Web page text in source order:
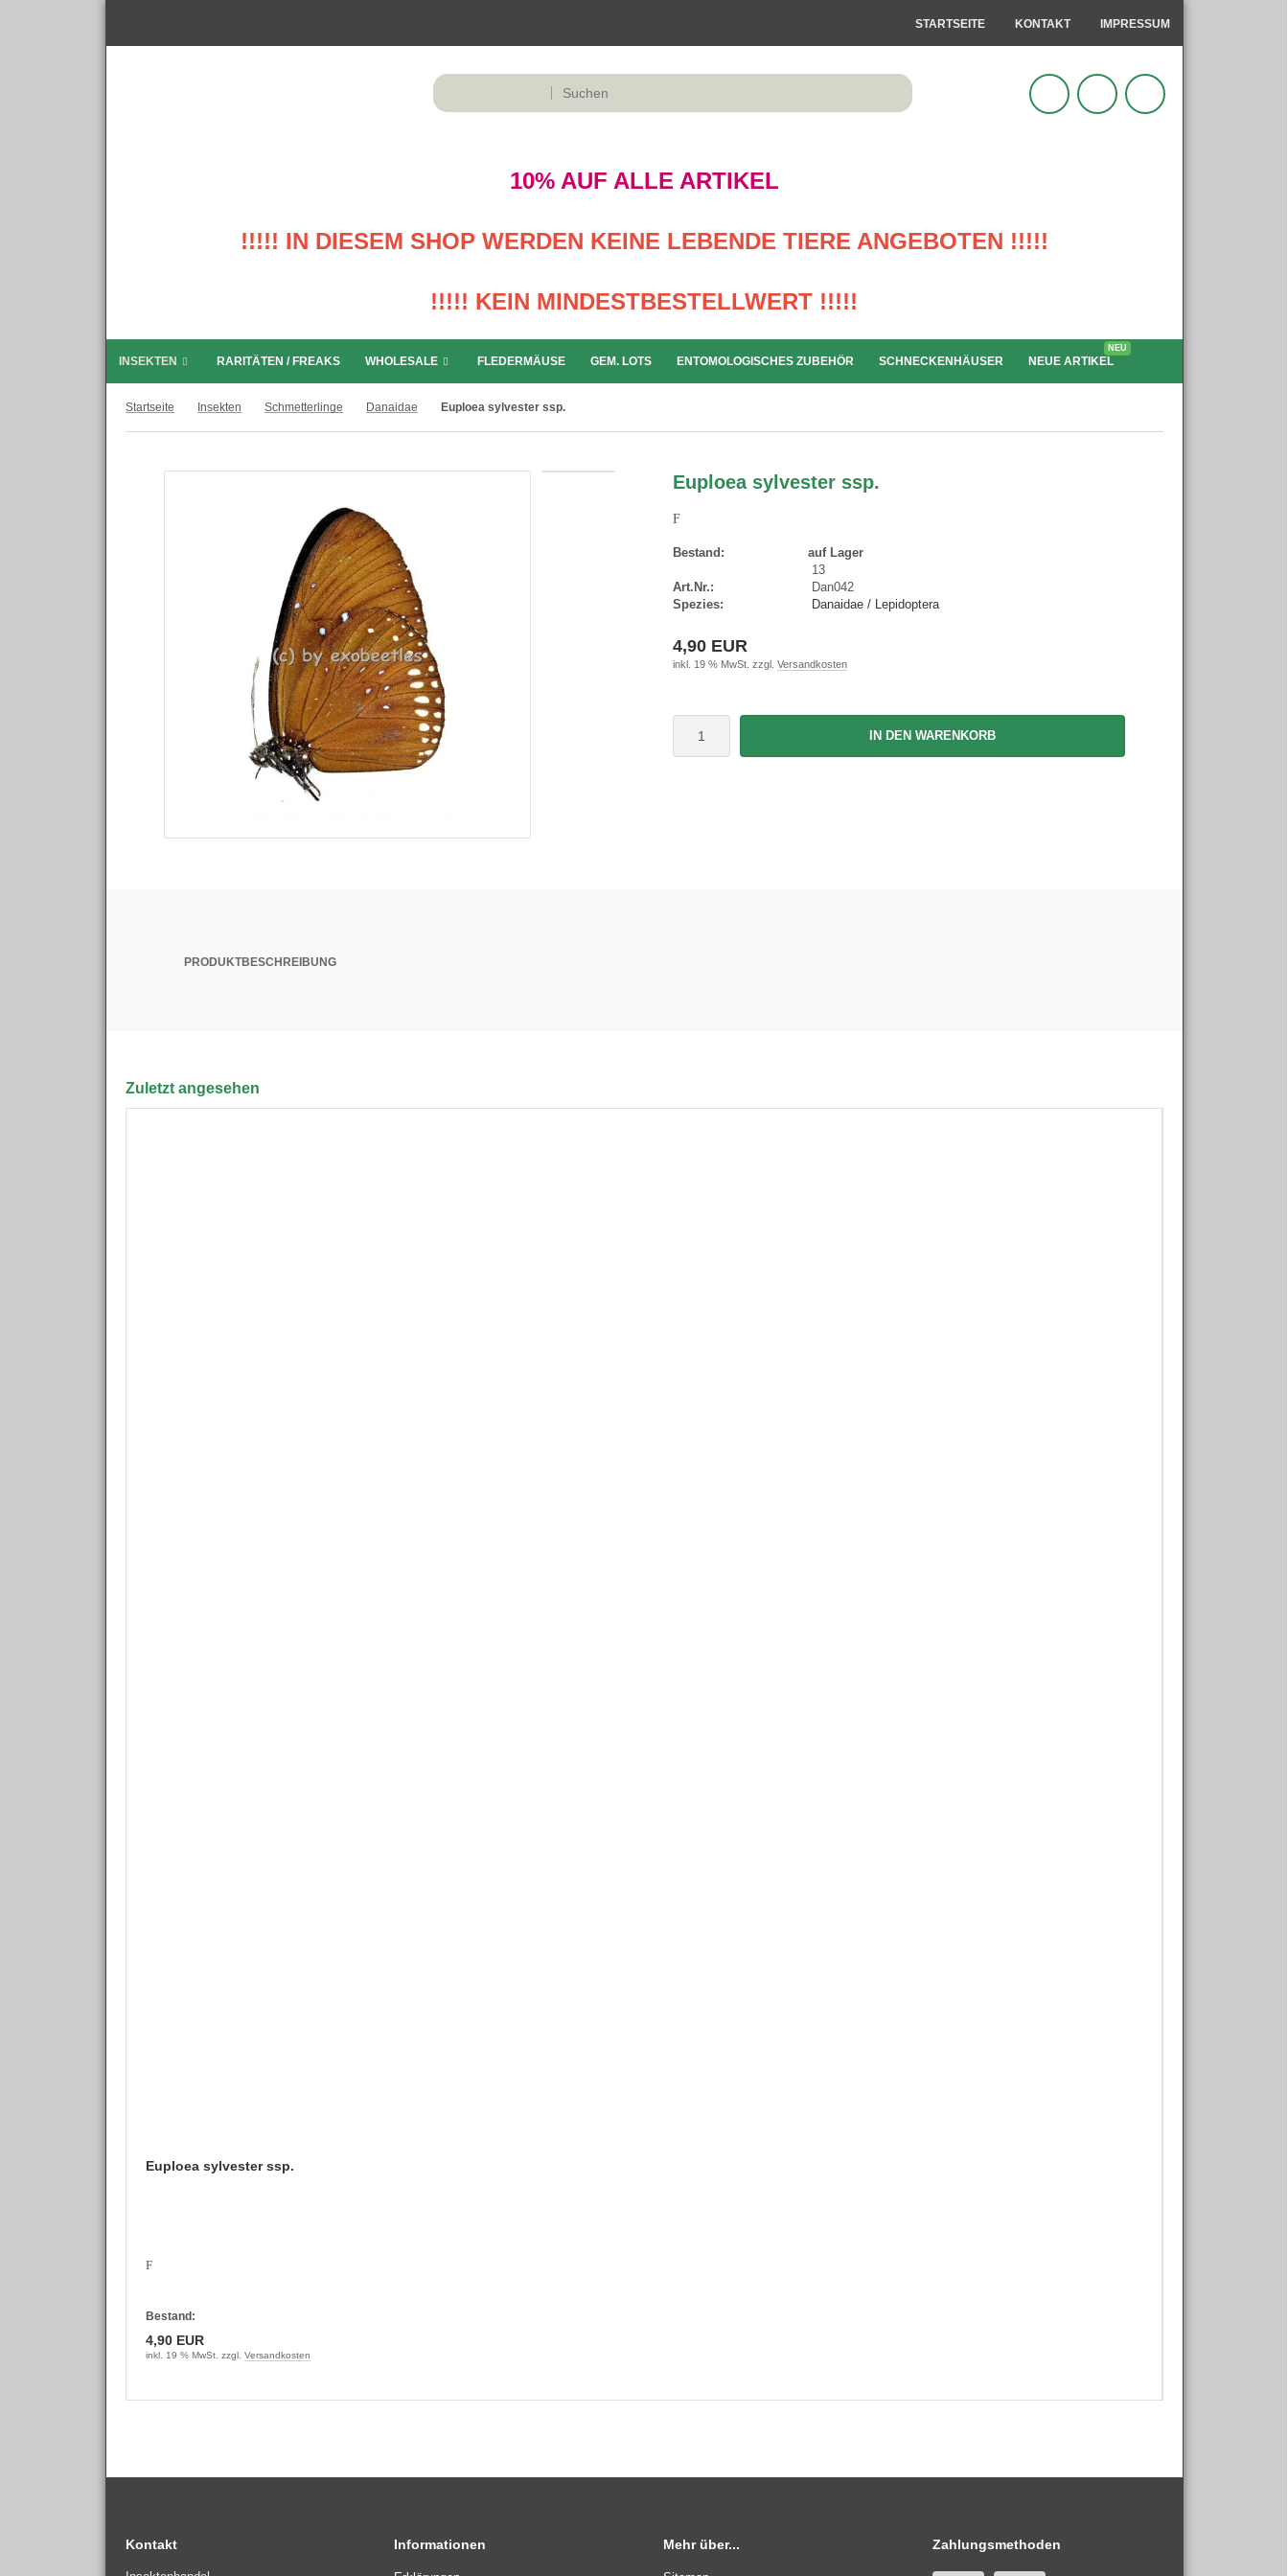
STARTSEITE KONTAKT IMPRESSUM
10% AUF ALLE ARTIKEL
!!!!! IN DIESEM SHOP WERDEN KEINE LEBENDE TIERE ANGEBOTEN !!!!!
!!!!! KEIN MINDESTBESTELLWERT !!!!!
INSEKTEN RARITÄTEN / FREAKS WHOLESALE FLEDERMÄUSE GEM. LOTS ENTOMOLOGISCHES ZUBEHÖR SCHNECKENHÄUSER NEUE ARTIKEL
NEU
Startseite Insekten Schmetterlinge Danaidae Euploea sylvester ssp.
Euploea sylvester ssp.
F
Bestand:
auf Lager
13
Art.Nr.:
Dan042
Spezies:
Danaidae / Lepidoptera
4,90 EUR
inkl. 19 % MwSt. zzgl. Versandkosten
IN DEN WARENKORB
PRODUKTBESCHREIBUNG
Zuletzt angesehen
Euploea sylvester ssp.
F
Bestand:
4,90 EUR
inkl. 19 % MwSt. zzgl. Versandkosten
Kontakt Informationen Mehr über... Zahlungsmethoden